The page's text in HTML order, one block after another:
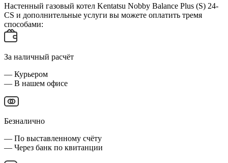
Настенный газовый котел Kentatsu Nobby Balance Plus (S) 24-
CS и дополнительные услуги вы можете оплатить тремя
способами:
За наличный расчёт
— Курьером
— В нашем офисе
Безналично
— По выставленному счёту
— Через банк по квитанции